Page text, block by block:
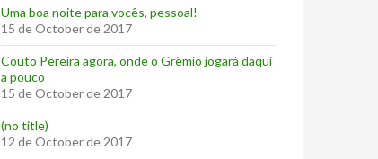
Uma boa noite para vocês, pessoal!
15 de October de 2017
‪Couto Pereira agora, onde o Grêmio jogará daqui
a pouco ‬
15 de October de 2017
(no title)
12 de October de 2017